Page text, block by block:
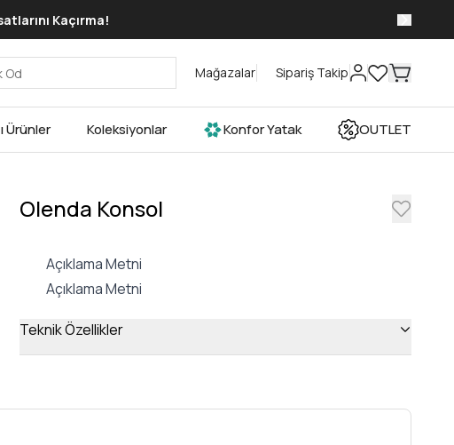
Kaçırma!
Mağazalar Sipariş Takip
Ürünler Koleksiyonlar Konfor Yatak OUTLET
Olenda Konsol
Açıklama Metni
Açıklama Metni
Teknik Özellikler